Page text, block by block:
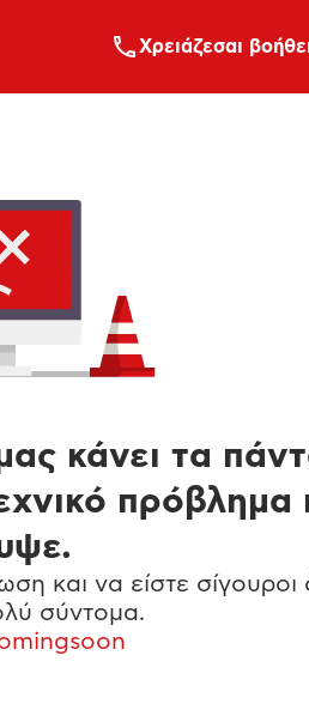
Xρειάζεσαι
κάνει τα
πρόβλημα
και να είστε σίγουροι
σύντομα.